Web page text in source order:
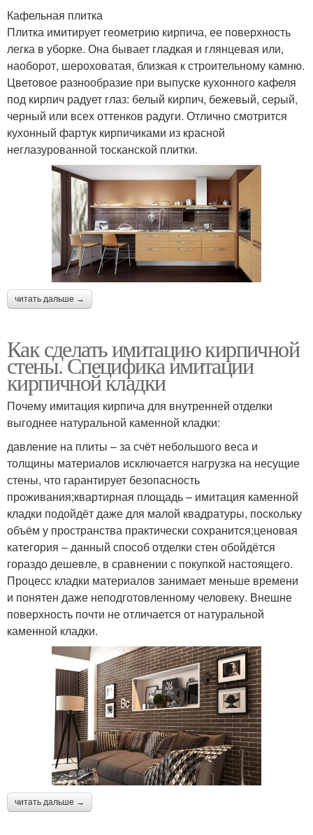
Кафельная плитка
Плитка имитирует геометрию кирпича, ее поверхность
легка в уборке. Она бывает гладкая и глянцевая или,
наоборот, шероховатая, близкая к строительному камню.
Цветовое разнообразие при выпуске кухонного кафеля
под кирпич радует глаз: белый кирпич, бежевый, серый,
черный или всех оттенков радуги. Отлично смотрится
кухонный фартук кирпичиками из красной
неглазурованной тосканской плитки.
читать дальше →
Как сделать имитацию кирпичной
стены. Специфика имитации
кирпичной кладки
Почему имитация кирпича для внутренней отделки
выгоднее натуральной каменной кладки:
давление на плиты – за счёт небольшого веса и
толщины материалов исключается нагрузка на несущие
стены, что гарантирует безопасность
проживания;квартирная площадь – имитация каменной
кладки подойдёт даже для малой квадратуры, поскольку
объём у пространства практически сохранится;ценовая
категория – данный способ отделки стен обойдётся
гораздо дешевле, в сравнении с покупкой настоящего.
Процесс кладки материалов занимает меньше времени
и понятен даже неподготовленному человеку. Внешне
поверхность почти не отличается от натуральной
каменной кладки.
читать дальше →